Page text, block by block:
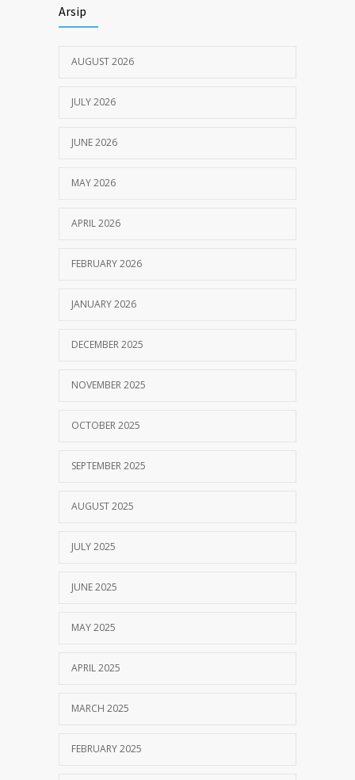
Arsip
AUGUST 2026
JULY 2026
JUNE 2026
MAY 2026
APRIL 2026
FEBRUARY 2026
JANUARY 2026
DECEMBER 2025
NOVEMBER 2025
OCTOBER 2025
SEPTEMBER 2025
AUGUST 2025
JULY 2025
JUNE 2025
MAY 2025
APRIL 2025
MARCH 2025
FEBRUARY 2025